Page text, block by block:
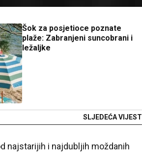
Šok za posjetioce poznate
plaže: Zabranjeni suncobrani i
ležaljke
SLJEDEĆA VIJEST
najstarijih i najdubljih moždanih